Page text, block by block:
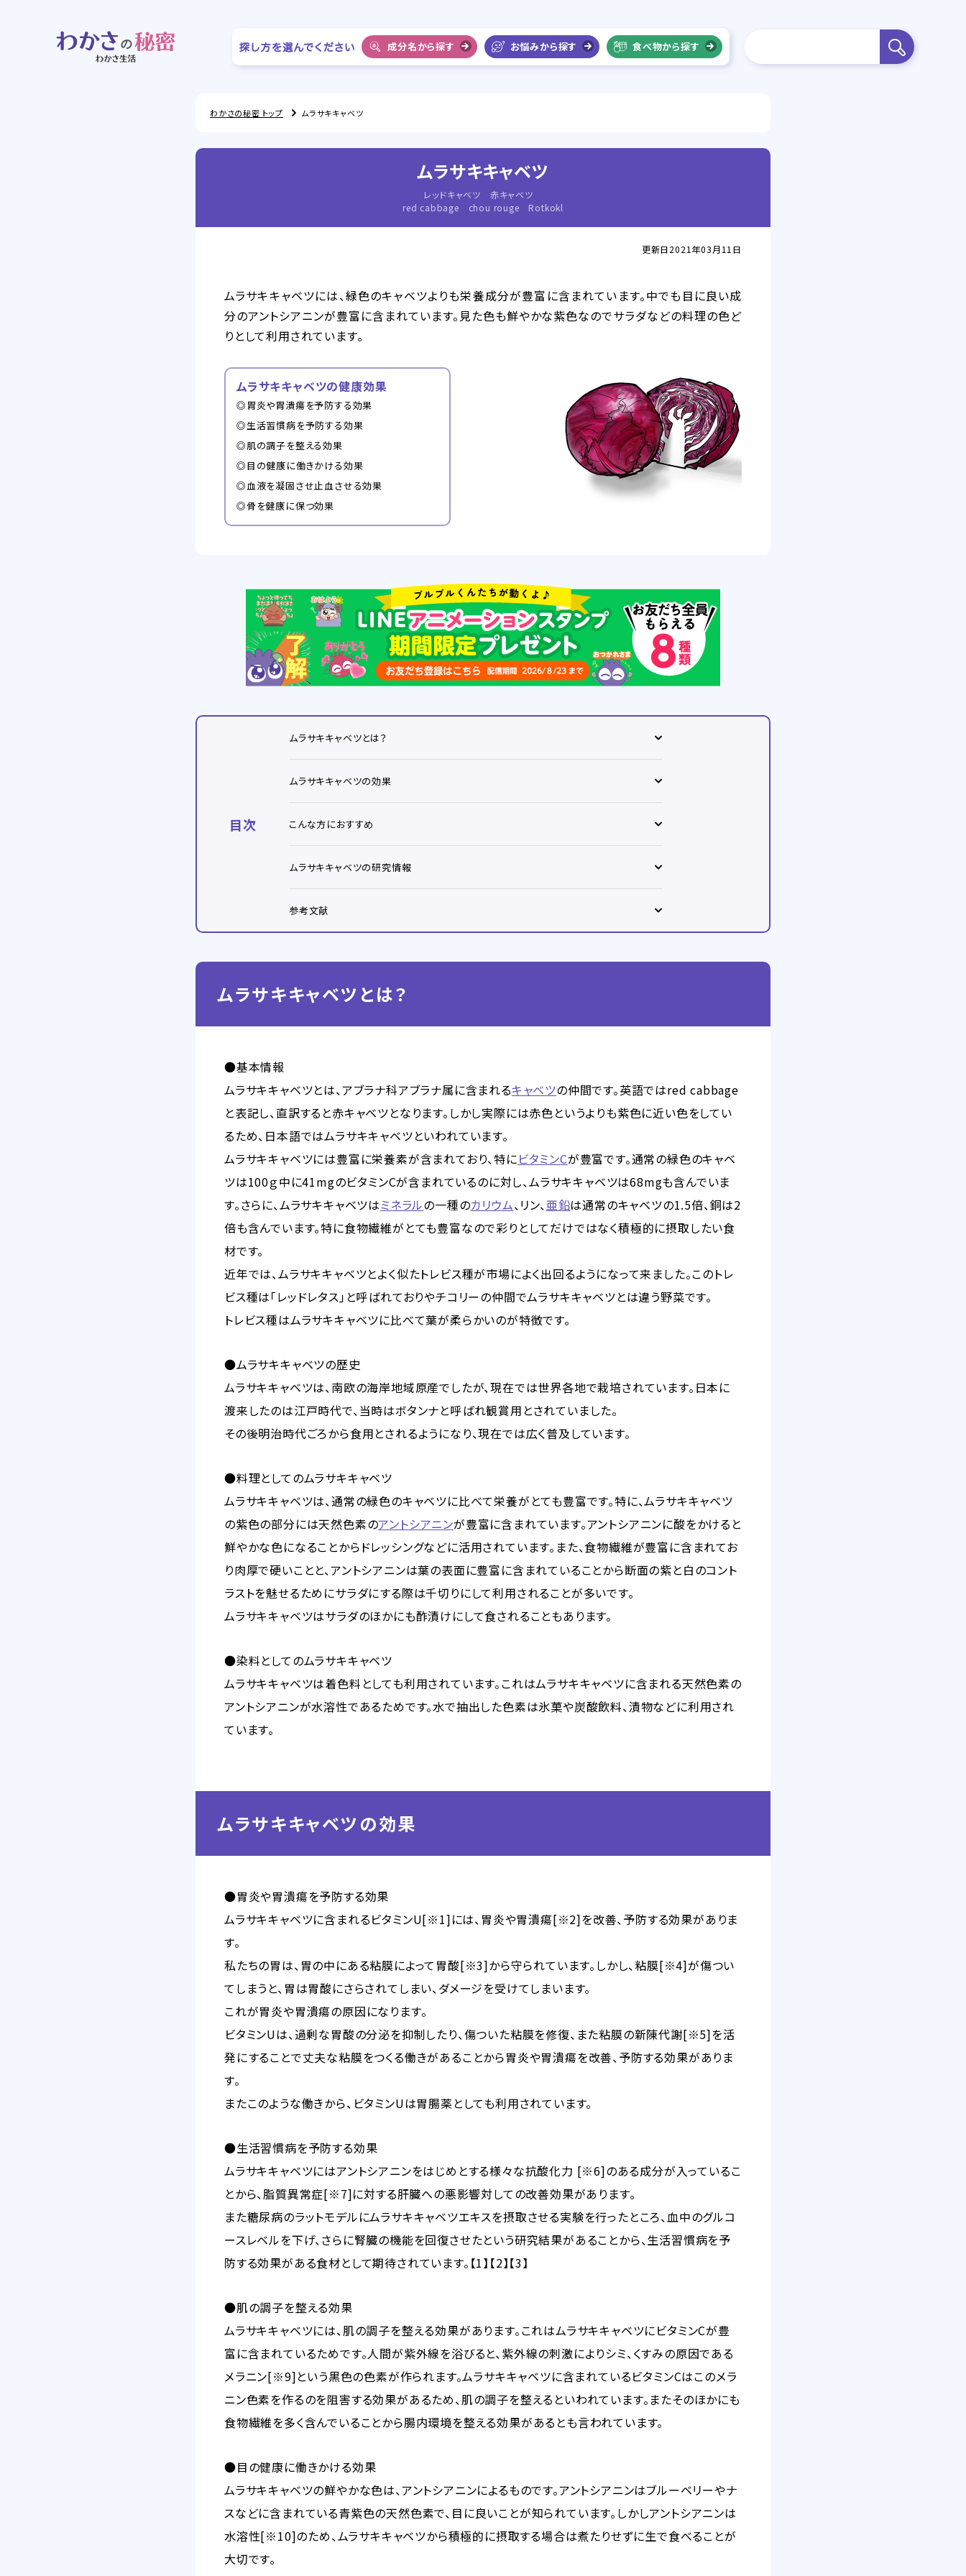
成分名から探す お悩みから探す 食べ物から探す
わかさの秘密 トップ ムラサキキャベツ
ムラサキキャベツ
レッドキャベツ 赤キャベツ
red cabbage chou rouge Rotkokl
更新日2021年03月11日
ムラサキキャベツには、緑色のキャベツよりも栄養成分が豊富に含まれています。中でも目に良い成
分のアントシアニンが豊富に含まれています。見た色も鮮やかな紫色なのでサラダなどの料理の色ど
りとして利用されています。
ムラサキキャベツの健康効果
◎胃炎や胃潰瘍を予防する効果
◎生活習慣病を予防する効果
◎肌の調子を整える効果
◎目の健康に働きかける効果
◎血液を凝固させ止血させる効果
◎骨を健康に保つ効果
目次
ムラサキキャベツとは？
ムラサキキャベツの効果
こんな方におすすめ
ムラサキキャベツの研究情報
参考文献
ムラサキキャベツとは？
●基本情報
ムラサキキャベツとは、アブラナ科アブラナ属に含まれるキャベツの仲間です。英語ではred cabbage
と表記し、直訳すると赤キャベツとなります。しかし実際には赤色というよりも紫色に近い色をしてい
るため、日本語ではムラサキキャベツといわれています。
ムラサキキャベツには豊富に栄養素が含まれており、特にビタミンCが豊富です。通常の緑色のキャベ
ツは100ｇ中に41mgのビタミンCが含まれているのに対し、ムラサキキャベツは68mgも含んでいま
す。さらに、ムラサキキャベツはミネラルの一種のカリウム、リン、亜鉛は通常のキャベツの1.5倍、銅は2
倍も含んでいます。特に食物繊維がとても豊富なので彩りとしてだけではなく積極的に摂取したい食
材です。
近年では、ムラサキキャベツとよく似たトレビス種が市場によく出回るようになって来ました。このトレ
ビス種は「レッドレタス」と呼ばれておりやチコリーの仲間でムラサキキャベツとは違う野菜です。
トレビス種はムラサキキャベツに比べて葉が柔らかいのが特徴です。
●ムラサキキャベツの歴史
ムラサキキャベツは、南欧の海岸地域原産でしたが、現在では世界各地で栽培されています。日本に
渡来したのは江戸時代で、当時はボタンナと呼ばれ観賞用とされていました。
その後明治時代ごろから食用とされるようになり、現在では広く普及しています。
●料理としてのムラサキキャベツ
ムラサキキャベツは、通常の緑色のキャベツに比べて栄養がとても豊富です。特に、ムラサキキャベツ
の紫色の部分には天然色素のアントシアニンが豊富に含まれています。アントシアニンに酸をかけると
鮮やかな色になることからドレッシングなどに活用されています。また、食物繊維が豊富に含まれてお
り肉厚で硬いことと、アントシアニンは葉の表面に豊富に含まれていることから断面の紫と白のコント
ラストを魅せるためにサラダにする際は千切りにして利用されることが多いです。
ムラサキキャベツはサラダのほかにも酢漬けにして食されることもあります。
●染料としてのムラサキキャベツ
ムラサキキャベツは着色料としても利用されています。これはムラサキキャベツに含まれる天然色素の
アントシアニンが水溶性であるためです。水で抽出した色素は氷菓や炭酸飲料、漬物などに利用され
ています。
ムラサキキャベツの効果
●胃炎や胃潰瘍を予防する効果
ムラサキキャベツに含まれるビタミンU[※1]には、胃炎や胃潰瘍[※2]を改善、予防する効果がありま
す。
私たちの胃は、胃の中にある粘膜によって胃酸[※3]から守られています。しかし、粘膜[※4]が傷つい
てしまうと、胃は胃酸にさらされてしまい、ダメージを受けてしまいます。
これが胃炎や胃潰瘍の原因になります。
ビタミンUは、過剰な胃酸の分泌を抑制したり、傷ついた粘膜を修復、また粘膜の新陳代謝[※5]を活
発にすることで丈夫な粘膜をつくる働きがあることから胃炎や胃潰瘍を改善、予防する効果がありま
す。
またこのような働きから、ビタミンUは胃腸薬としても利用されています。
●生活習慣病を予防する効果
ムラサキキャベツにはアントシアニンをはじめとする様々な抗酸化力 [※6]のある成分が入っているこ
とから、脂質異常症[※7]に対する肝臓への悪影響対しての改善効果があります。
また糖尿病のラットモデルにムラサキキャベツエキスを摂取させる実験を行ったところ、血中のグルコ
ースレベルを下げ、さらに腎臓の機能を回復させたという研究結果があることから、生活習慣病を予
防する効果がある食材として期待されています。【1】【2】【3】
●肌の調子を整える効果
ムラサキキャベツには、肌の調子を整える効果があります。これはムラサキキャベツにビタミンCが豊
富に含まれているためです。人間が紫外線を浴びると、紫外線の刺激によりシミ、くすみの原因である
メラニン[※9]という黒色の色素が作られます。ムラサキキャベツに含まれているビタミンCはこのメラ
ニン色素を作るのを阻害する効果があるため、肌の調子を整えるといわれています。またそのほかにも
食物繊維を多く含んでいることから腸内環境を整える効果があるとも言われています。
●目の健康に働きかける効果
ムラサキキャベツの鮮やかな色は、アントシアニンによるものです。アントシアニンはブルーベリーやナ
スなどに含まれている青紫色の天然色素で、目に良いことが知られています。しかしアントシアニンは
水溶性[※10]のため、ムラサキキャベツから積極的に摂取する場合は煮たりせずに生で食べることが
大切です。